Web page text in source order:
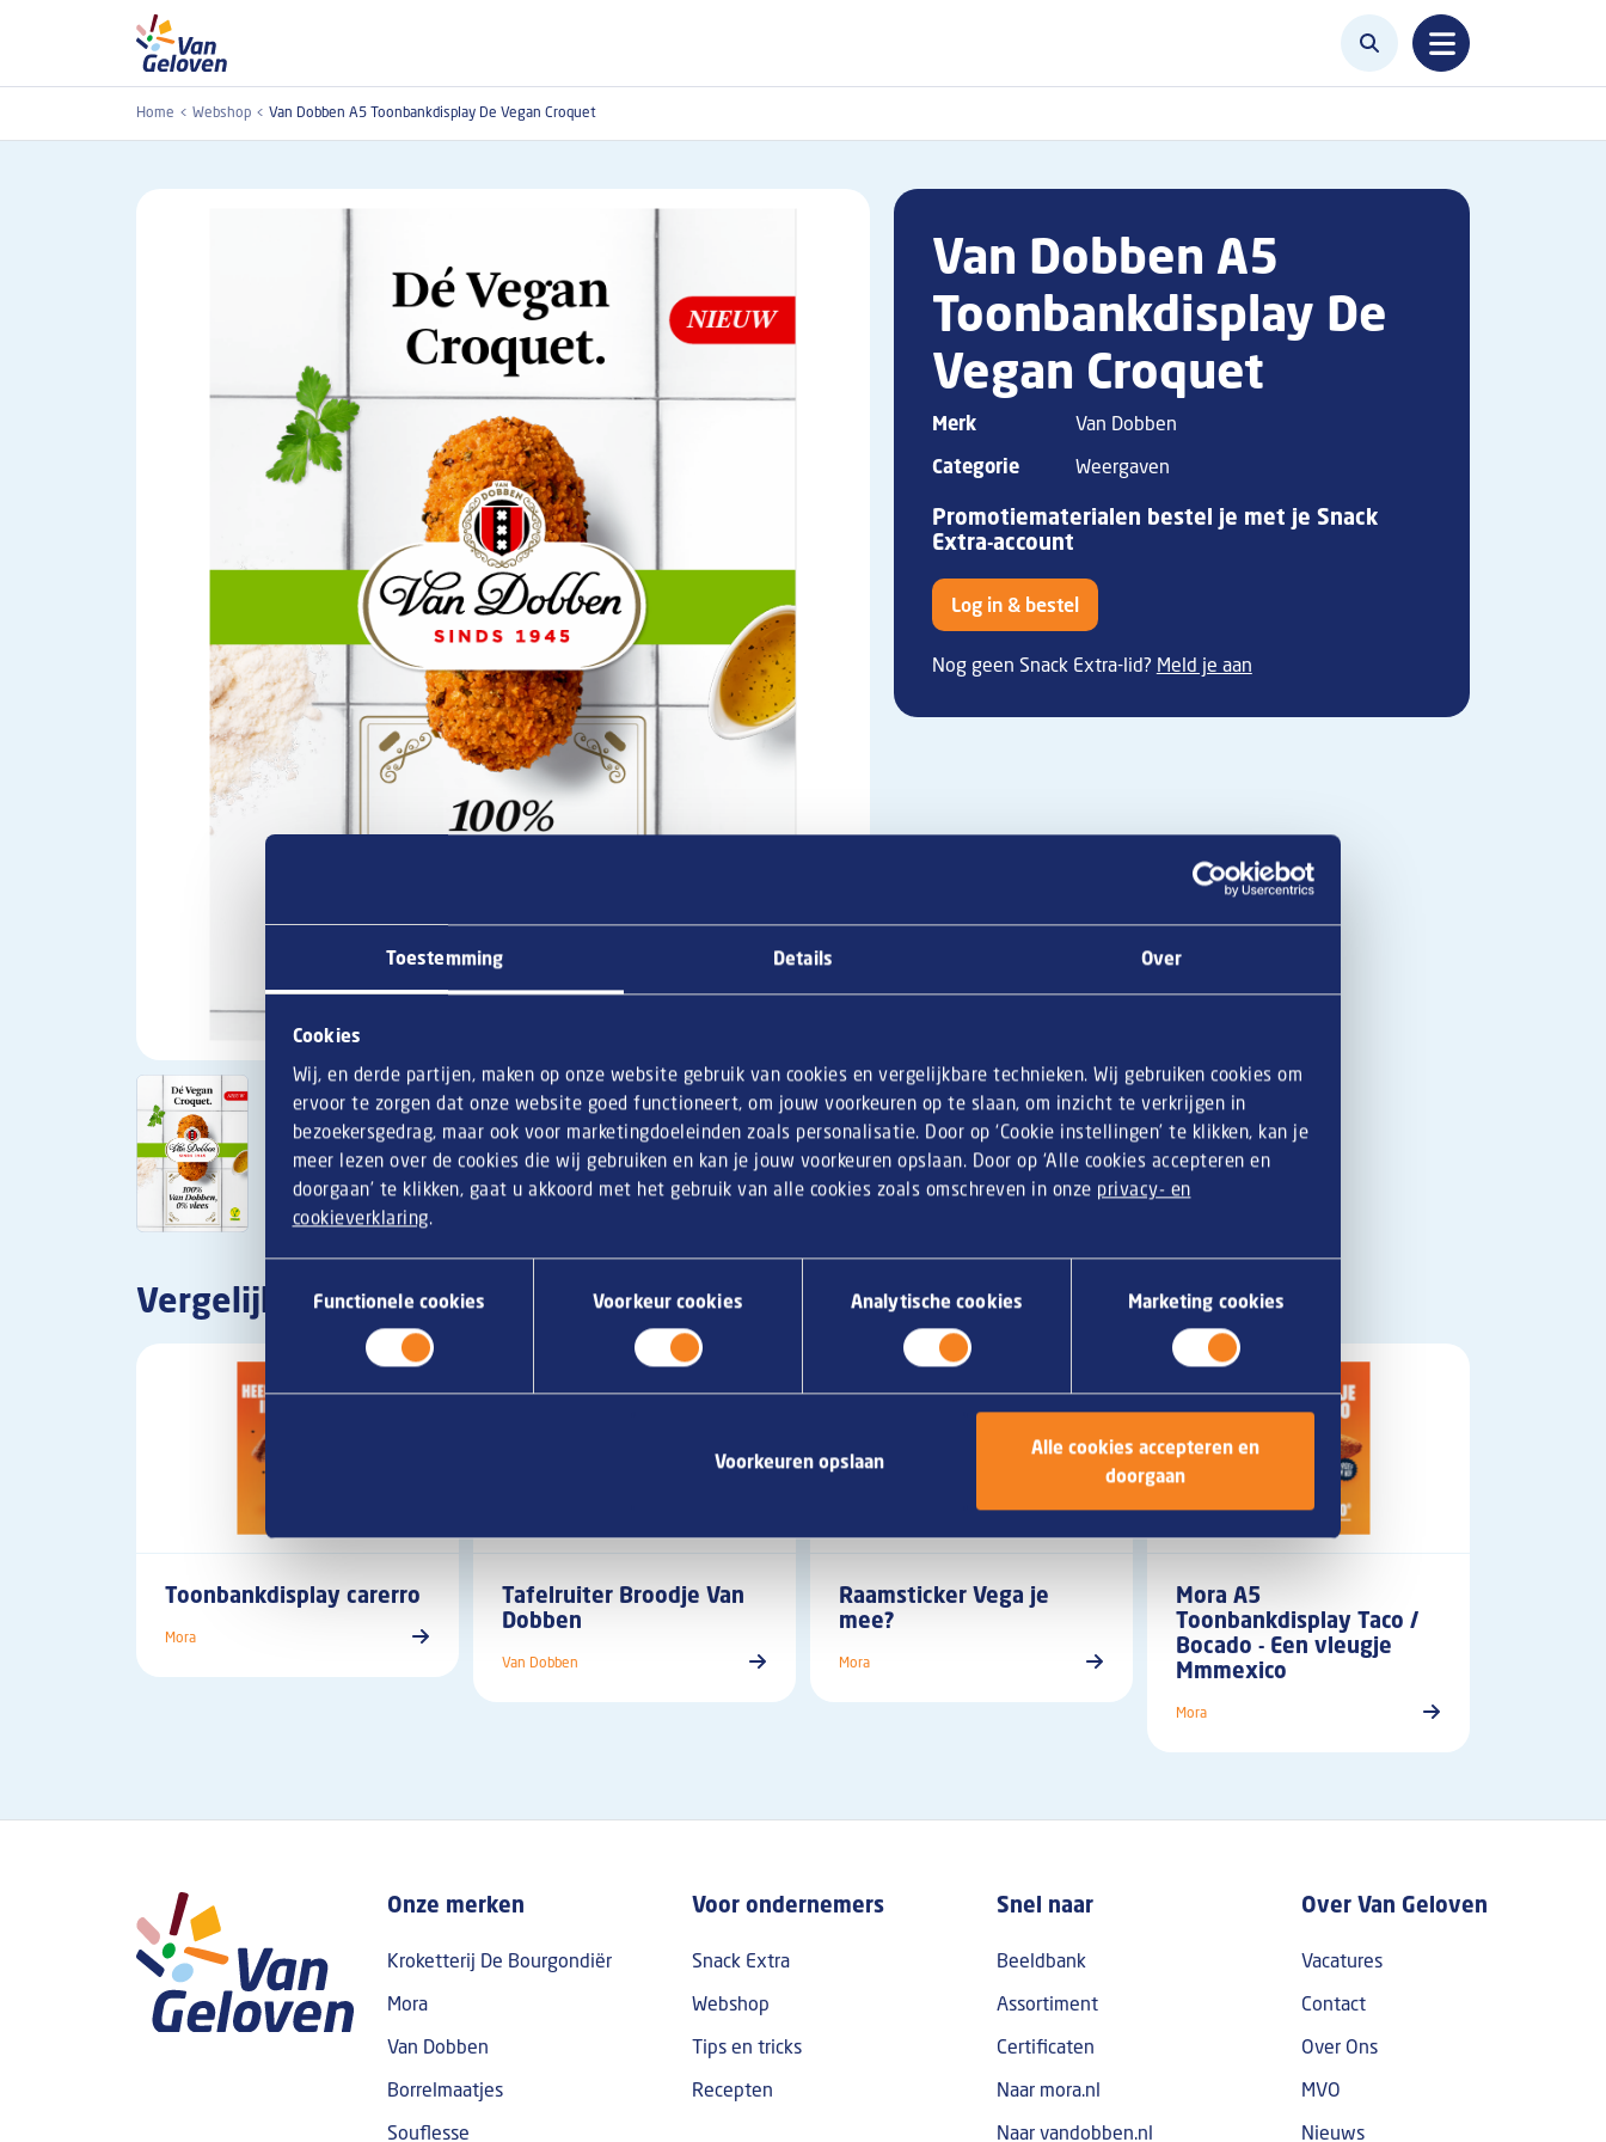
Toestemming Details Over
Cookies
Wij, en derde partijen, maken op onze website gebruik van cookies en vergelijkbare technieken. Wij gebruiken cookies om
ervoor te zorgen dat onze website goed functioneert, om jouw voorkeuren op te slaan, om inzicht te verkrijgen in
bezoekersgedrag, maar ook voor marketingdoeleinden zoals personalisatie. Door op ‘Cookie instellingen’ te klikken, kan je
meer lezen over de cookies die wij gebruiken en kan je jouw voorkeuren opslaan. Door op ‘Alle cookies accepteren en
doorgaan’ te klikken, gaat u akkoord met het gebruik van alle cookies zoals omschreven in onze privacy- en
cookieverklaring.
Functionele cookies
Voorkeur cookies Analytische cookies Marketing cookies
Voorkeuren opslaan
Alle cookies accepteren en
doorgaan
Overslaan en naar de inhoud gaan
Home Webshop Van Dobben A5 Toonbankdisplay De Vegan Croquet
Van Dobben A5
Toonbankdisplay De
Vegan Croquet
Merk
Van Dobben
Categorie
Weergaven
Promotiematerialen bestel je met je Snack
Extra-account
Log in & bestel
Nog geen Snack Extra-lid? Meld je aan
Vergelijkbare producten
Toonbankdisplay carerro
Mora
Tafelruiter Broodje Van
Dobben
Van Dobben
Raamsticker Vega je
mee?
Mora
Mora A5
Toonbankdisplay Taco /
Bocado - Een vleugje
Mmmexico
Mora
Boven footer
Onze merken
Kroketterij De Bourgondiër
Mora
Van Dobben
Borrelmaatjes
Souflesse
Voor ondernemers
Snack Extra
Webshop
Tips en tricks
Recepten
Snel naar
Beeldbank
Assortiment
Certificaten
Naar mora.nl
Naar vandobben.nl
Over Van Geloven
Vacatures
Contact
Over Ons
MVO
Nieuws